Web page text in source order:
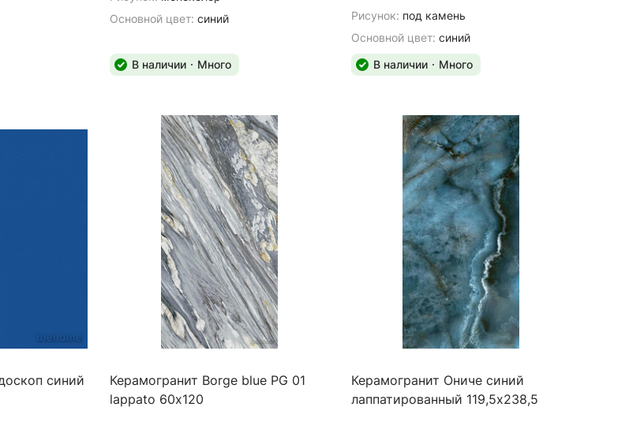
Основной цвет: синий
В наличии Много
Рисунок: под камень
Основной цвет: синий
В наличии
Много
синий
Керамогранит Borge blue PG 01
lappato 60х120
Керамогранит Ониче синий
лаппатированный 119,5х238,5